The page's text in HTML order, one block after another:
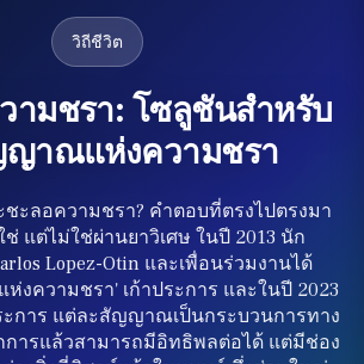
วิถีชีวิต
ามชรา: โซลูชันสำหรับ
าณแห่งความชรา
ชะลอความชรา? คำตอบที่ตรงไปตรงมา
แต่ไม่ใช่ผ่านยาวิเศษ ในปี 2013 นัก
Lopez-Otin และเพื่อนร่วมงานได้
ความชรา' เก้าประการ และในปี 2023
ะการ แต่ละสัญญาณเป็นกระบวนการทาง
ารแล้วสามารถมีอิทธิพลต่อได้ แต่มีช่อง